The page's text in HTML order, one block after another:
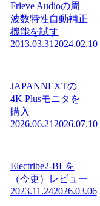
Frieve Audioの周
波数特性自動補正
機能を試す
2013.03.312024.02.10
JAPANNEXTの
4K Plusモニタを
購入
2026.06.212026.07.10
Electribe2-BLを
（今更）レビュー
2023.11.242026.03.06